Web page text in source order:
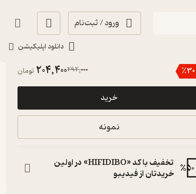
ورود / ثبت‌نام
دانلود اپلیکیشن
خوش‌خوان 📚(
)
٪30
292,000
204,400 تومان
خرید
نمونه
%50
تخفیف با کد «HIFIDIBO» در اولین
خریدتان از فیدیبو